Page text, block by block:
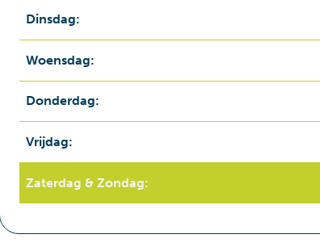
Dinsdag:
Woensdag:
Donderdag:
Vrijdag:
Zaterdag & Zondag: